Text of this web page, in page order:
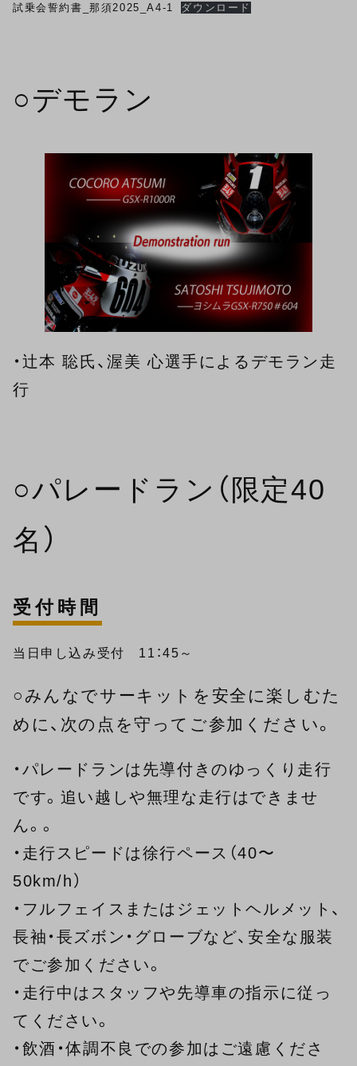
試乗会誓約書_那須2025_A4-1 ダウンロード
○デモラン
・辻本 聡氏、渥美 心選手によるデモラン走
行
○パレードラン（限定40
名）
受付時間
当日申し込み受付 11：45～
○みんなでサーキットを安全に楽しむた
めに、次の点を守ってご参加ください。
・パレードランは先導付きのゆっくり走行
です。追い越しや無理な走行はできませ
ん。。
・走行スピードは徐行ペース（40〜
50km/h）
・フルフェイスまたはジェットヘルメット、
長袖・長ズボン・グローブなど、安全な服装
でご参加ください。
・走行中はスタッフや先導車の指示に従っ
てください。
・飲酒・体調不良での参加はご遠慮くださ